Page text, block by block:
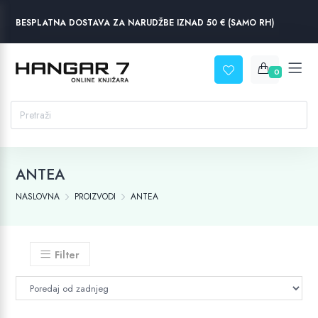
BESPLATNA DOSTAVA ZA NARUDŽBE IZNAD 50 € (SAMO RH)
0
ANTEA
NASLOVNA PROIZVODI ANTEA
Filter